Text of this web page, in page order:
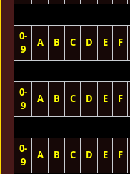
0-
9
A B C D E F
0-
9
A B C D E F
0-
9
A B C D E F